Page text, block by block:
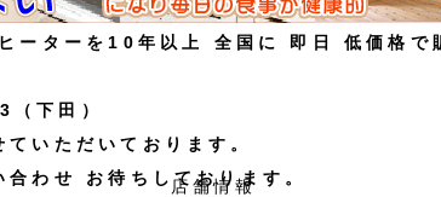
ーターを10年以上 全国に 即日 低価格で
下田）
いただいております。
わせ お待ちしております。
店舗情報